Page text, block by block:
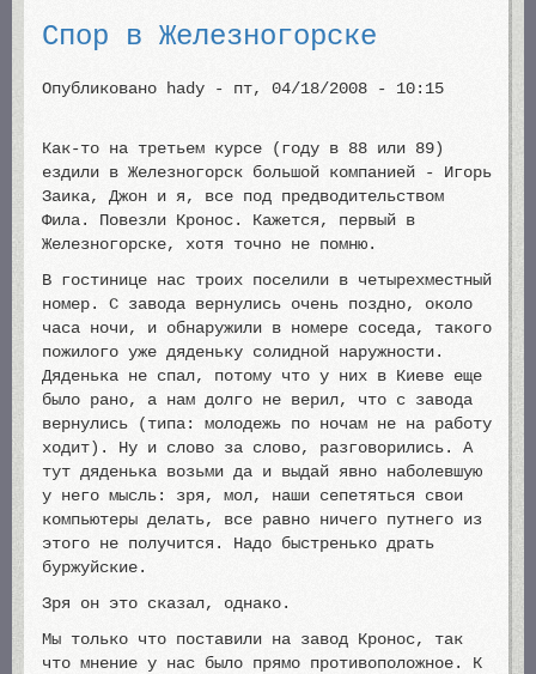
Спор в Железногорске
Опубликовано hady - пт, 04/18/2008 - 10:15
Как-то на третьем курсе (году в 88 или 89)
ездили в Железногорск большой компанией - Игорь
Заика, Джон и я, все под предводительством
Фила. Повезли Кронос. Кажется, первый в
Железногорске, хотя точно не помню.
В гостинице нас троих поселили в четырехместный
номер. С завода вернулись очень поздно, около
часа ночи, и обнаружили в номере соседа, такого
пожилого уже дяденьку солидной наружности.
Дяденька не спал, потому что у них в Киеве еще
было рано, а нам долго не верил, что с завода
вернулись (типа: молодежь по ночам не на работу
ходит). Ну и слово за слово, разговорились. А
тут дяденька возьми да и выдай явно наболевшую
у него мысль: зря, мол, наши сепетяться свои
компьютеры делать, все равно ничего путнего из
этого не получится. Надо быстренько драть
буржуйские.
Зря он это сказал, однако.
Мы только что поставили на завод Кронос, так
что мнение у нас было прямо противоположное. К